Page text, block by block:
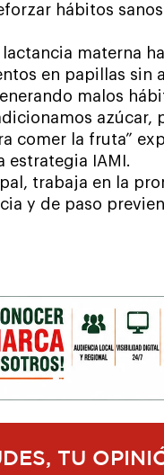
hábitos
materna
en papillas sin
malos
azúcar,
comer la fruta”
estrategia IAMI.
trabaja en la
y de paso
TU